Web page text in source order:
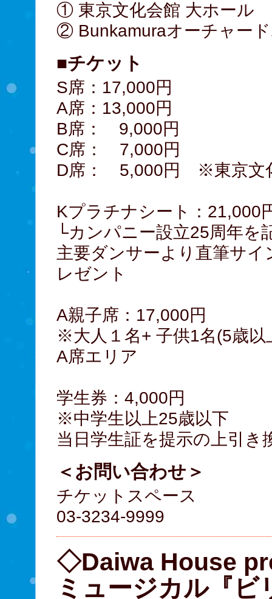
① 東京文化会館 大ホール
② Bunkamuraオーチャー
■チケット
S席：17,000円
A席：13,000円
B席： 9,000円
C席： 7,000円
D席： 5,000円 ※東京文
Kプラチナシート：21,000
└カンパニー設立25周年を
主要ダンサーより直筆サ
レゼント
A親子席：17,000円
※大人１名+ 子供1名(5歳以
A席エリア
学生券：4,000円
※中学生以上25歳以下
当日学生証を提示の上引き
＜お問い合わせ＞
チケットスペース
03-3234-9999
◇Daiwa House
ミュージカル『